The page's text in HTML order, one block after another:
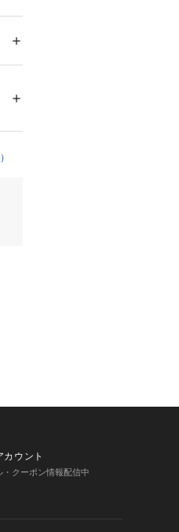
サ
ウント
・クーポン情報配信中